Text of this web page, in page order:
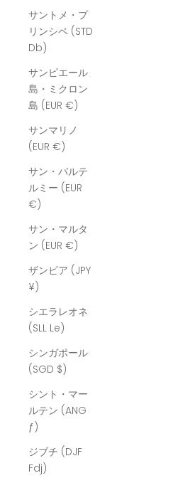
サントメ・プ
リンシペ (STD
Db)
サンピエール
島・ミクロン
島 (EUR €)
サンマリノ
(EUR €)
サン・バルテ
ルミー (EUR
€)
サン・マルタ
ン (EUR €)
ザンビア (JPY
¥)
シエラレオネ
(SLL Le)
シンガポール
(SGD $)
シント・マー
ルテン (ANG
ƒ)
ジブチ (DJF
Fdj)